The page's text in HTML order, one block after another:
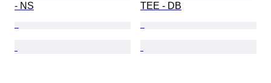
- NS
TEE - DB